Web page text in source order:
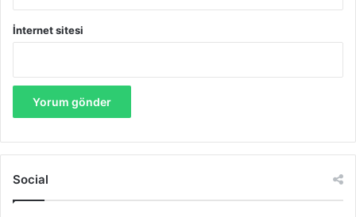
İnternet sitesi
Social